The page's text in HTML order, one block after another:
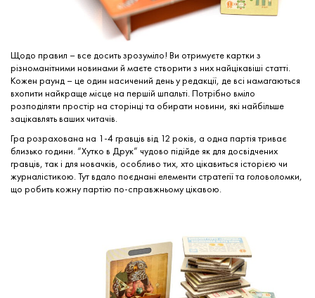
Щодо правил – все досить зрозуміло! Ви отримуєте картки з
різноманітними новинами й маєте створити з них найцікавіші статті.
Кожен раунд – це один насичений день у редакції, де всі намагаються
вхопити найкраще місце на першій шпальті. Потрібно вміло
розподіляти простір на сторінці та обирати новини, які найбільше
зацікавлять ваших читачів.
Гра розрахована на 1-4 гравців від 12 років, а одна партія триває
близько години. “Хутко в Друк” чудово підійде як для досвідчених
гравців, так і для новачків, особливо тих, хто цікавиться історією чи
журналістикою. Тут вдало поєднані елементи стратегії та головоломки,
що робить кожну партію по-справжньому цікавою.